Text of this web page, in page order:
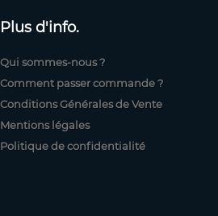
Plus d'info.
Qui sommes-nous ?
Comment passer commande ?
Conditions Générales de Vente
Mentions légales
Politique de confidentialité